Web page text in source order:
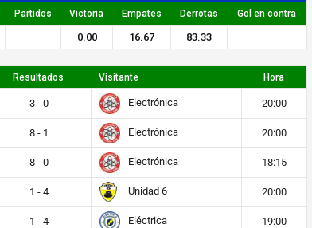
Partidos Victoria Empates Derrotas Gol en contra
0.00 16.67 83.33
Resultados Visitante Hora
3 - 0 Electrónica 20:00
8 - 1 Electrónica 20:00
8 - 0 Electrónica 18:15
1 - 4 Unidad 6 20:00
1 - 4 Eléctrica 19:00